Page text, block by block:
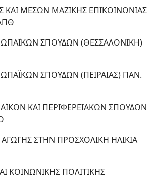
ΚΑΙ ΜΕΣΩΝ ΜΑΖΙΚΗΣ ΕΠΙΚΟΙΝΩΝΙΑΣ
ΣΠΟΥΔΩΝ (ΘΕΣΣΑΛΟΝΙΚΗ)
ΣΠΟΥΔΩΝ (ΠΕΙΡΑΙΑΣ) ΠΑΝ.
ΚΑΙ ΠΕΡΙΦΕΡΕΙΑΚΩΝ ΣΠΟΥΔΩΝ
ΑΓΩΓΗΣ ΣΤΗΝ ΠΡΟΣΧΟΛΙΚΗ ΗΛΙΚΙΑ
ΚΟΙΝΩΝΙΚΗΣ ΠΟΛΙΤΙΚΗΣ